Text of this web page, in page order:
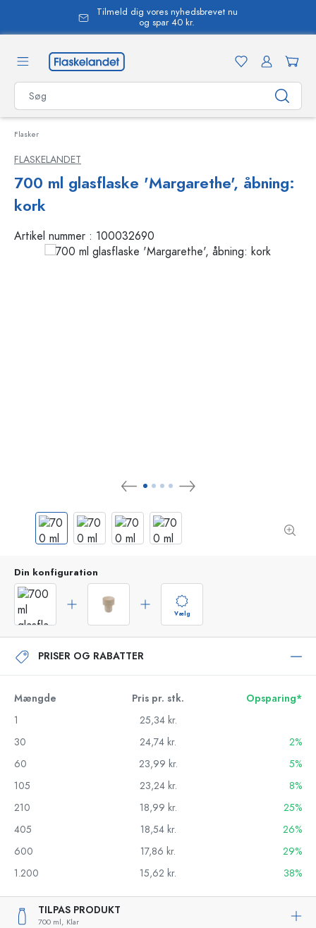
Tilmeld dig vores nyhedsbrevet nu
og spar 40 kr.
Flasker
FLASKELANDET
700 ml glasflaske 'Margarethe', åbning:
kork
Artikel nummer : 100032690
Din konfiguration
Vælg
PRISER OG RABATTER
Mængde Pris pr. stk.
Opsparing*
1
25,34 kr.
30
24,74 kr.
2%
60
23,99 kr.
5%
105
23,24 kr.
8%
210
18,99 kr.
25%
405
18,54 kr.
26%
600
17,86 kr.
29%
1.200
15,62 kr. 38%
TILPAS PRODUKT
700 ml, Klar